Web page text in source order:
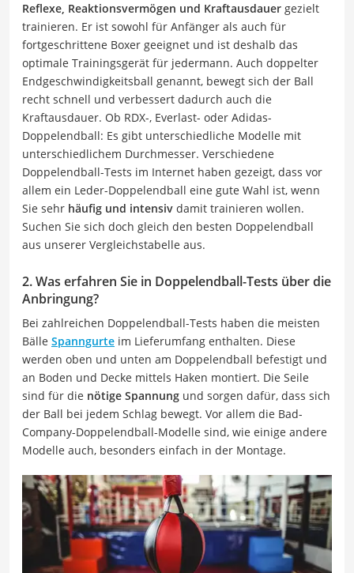
Reflexe, Reaktionsvermögen und Kraftausdauer gezielt
trainieren. Er ist sowohl für Anfänger als auch für
fortgeschrittene Boxer geeignet und ist deshalb das
optimale Trainingsgerät für jedermann. Auch doppelter
Endgeschwindigkeitsball genannt, bewegt sich der Ball
recht schnell und verbessert dadurch auch die
Kraftausdauer. Ob RDX-, Everlast- oder Adidas-
Doppelendball: Es gibt unterschiedliche Modelle mit
unterschiedlichem Durchmesser. Verschiedene
Doppelendball-Tests im Internet haben gezeigt, dass vor
allem ein Leder-Doppelendball eine gute Wahl ist, wenn
Sie sehr häufig und intensiv damit trainieren wollen.
Suchen Sie sich doch gleich den besten Doppelendball
aus unserer Vergleichstabelle aus.
2. Was erfahren Sie in Doppelendball-Tests über die
Anbringung?
Bei zahlreichen Doppelendball-Tests haben die meisten
Bälle Spanngurte im Lieferumfang enthalten. Diese
werden oben und unten am Doppelendball befestigt und
an Boden und Decke mittels Haken montiert. Die Seile
sind für die nötige Spannung und sorgen dafür, dass sich
der Ball bei jedem Schlag bewegt. Vor allem die Bad-
Company-Doppelendball-Modelle sind, wie einige andere
Modelle auch, besonders einfach in der Montage.